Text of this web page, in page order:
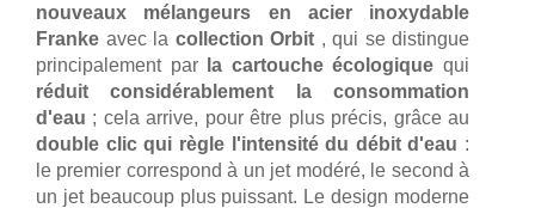
nouveaux mélangeurs en acier inoxydable
Franke avec la collection Orbit , qui se distingue
principalement par
la cartouche écologique qui
réduit considérablement la consommation
d'eau ; cela arrive, pour être plus précis, grâce au
double clic qui règle l'intensité du débit d'eau :
le premier correspond à un jet modéré, le second à
un jet beaucoup plus puissant. Le design moderne